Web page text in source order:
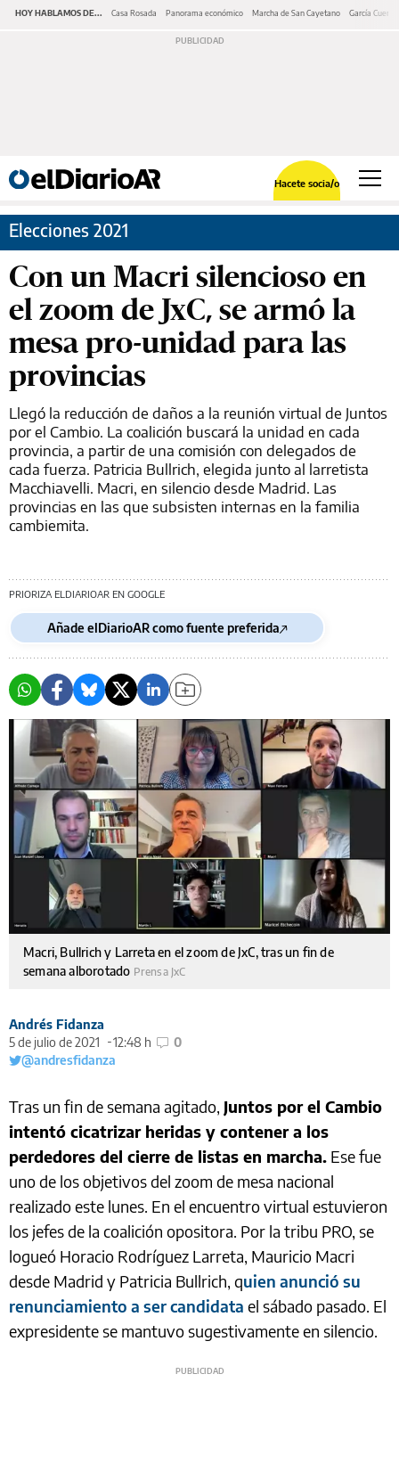
HOY HABLAMOS DE... Casa Rosada Panorama económico Marcha de San Cayetano García Cuerva
Hacete socia/o
Elecciones 2021
Con un Macri silencioso en
el zoom de JxC, se armó la
mesa pro-unidad para las
provincias
Llegó la reducción de daños a la reunión virtual de Juntos
por el Cambio. La coalición buscará la unidad en cada
provincia, a partir de una comisión con delegados de
cada fuerza. Patricia Bullrich, elegida junto al larretista
Macchiavelli. Macri, en silencio desde Madrid. Las
provincias en las que subsisten internas en la familia
cambiemita.
PRIORIZA ELDIARIOAR EN GOOGLE
Añade elDiarioAR como fuente preferida
Macri, Bullrich y Larreta en el zoom de JxC, tras un fin de
semana alborotado Prensa JxC
Andrés Fidanza
5 de julio de 2021
12:48 h
0
@andresfidanza
Tras un fin de semana agitado, Juntos por el Cambio
intentó cicatrizar heridas y contener a los
perdedores del cierre de listas en marcha. Ese fue
uno de los objetivos del zoom de mesa nacional
realizado este lunes. En el encuentro virtual estuvieron
los jefes de la coalición opositora. Por la tribu PRO, se
logueó Horacio Rodríguez Larreta, Mauricio Macri
desde Madrid y Patricia Bullrich, quien anunció su
renunciamiento a ser candidata el sábado pasado. El
expresidente se mantuvo sugestivamente en silencio.